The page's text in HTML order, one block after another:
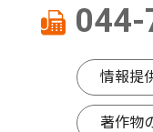
情報提
著作物